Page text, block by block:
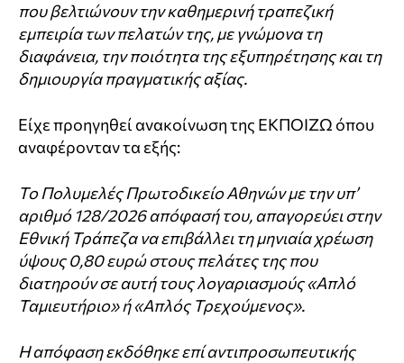
που βελτιώνουν την καθημερινή τραπεζική
εμπειρία των πελατών της, με γνώμονα τη
διαφάνεια, την ποιότητα της εξυπηρέτησης και τη
δημιουργία πραγματικής αξίας.
Είχε προηγηθεί ανακοίνωση της ΕΚΠΟΙΖΩ όπου
αναφέρονταν τα εξής:
Το Πολυμελές Πρωτοδικείο Αθηνών με την υπ’
αριθμό 128/2026 απόφασή του, απαγορεύει στην
Εθνική Τράπεζα να επιβάλλει τη μηνιαία χρέωση
ύψους 0,80 ευρώ στους πελάτες της που
διατηρούν σε αυτή τους λογαριασμούς «Απλό
Ταμιευτήριο» ή «Απλός Τρεχούμενος».
Η απόφαση εκδόθηκε επί αντιπροσωπευτικής